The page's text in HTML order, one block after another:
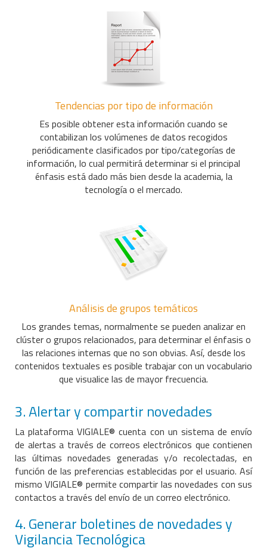
Tendencias por tipo de información
Es posible obtener esta información cuando se
contabilizan los volúmenes de datos recogidos
periódicamente clasificados por tipo/categorías de
información, lo cual permitirá determinar si el principal
énfasis está dado más bien desde la academia, la
tecnología o el mercado.
Análisis de grupos temáticos
Los grandes temas, normalmente se pueden analizar en
clúster o grupos relacionados, para determinar el énfasis o
las relaciones internas que no son obvias. Así, desde los
contenidos textuales es posible trabajar con un vocabulario
que visualice las de mayor frecuencia.
3. Alertar y compartir novedades
La plataforma VIGIALE® cuenta con un sistema de envío
de alertas a través de correos electrónicos que contienen
las últimas novedades generadas y/o recolectadas, en
función de las preferencias establecidas por el usuario. Así
mismo VIGIALE® permite compartir las novedades con sus
contactos a través del envío de un correo electrónico.
4. Generar boletines de novedades y
Vigilancia Tecnológica